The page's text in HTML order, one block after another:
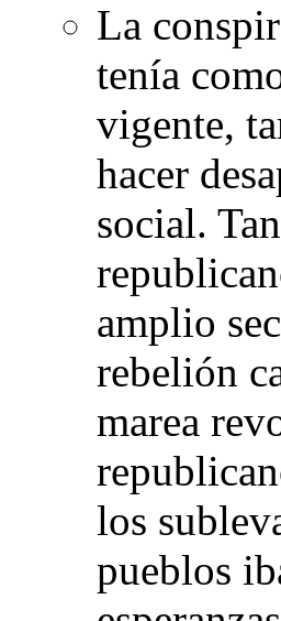
La
tenía
vigente,
hacer
social.
amplio
rebelión
marea
los
pueblos